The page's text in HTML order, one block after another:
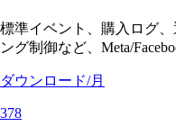
標準イベント、購入ログ
ング制御など、Meta/
ダウンロード/月
378